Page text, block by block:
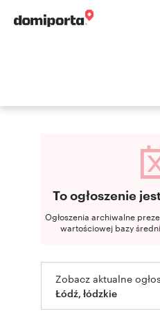
To ogłoszenie
Ogłoszenia archiwalne
wartościowej bazy
Zobacz aktualne
Łódź, łódzkie